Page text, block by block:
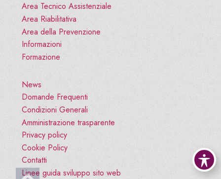
Area Tecnico Assistenziale
Area Riabilitativa
Area della Prevenzione
Informazioni
Formazione
News
Domande Frequenti
Condizioni Generali
Amministrazione trasparente
Privacy policy
Cookie Policy
Contatti
Linee guida sviluppo sito web
Vai all'inizio pagina